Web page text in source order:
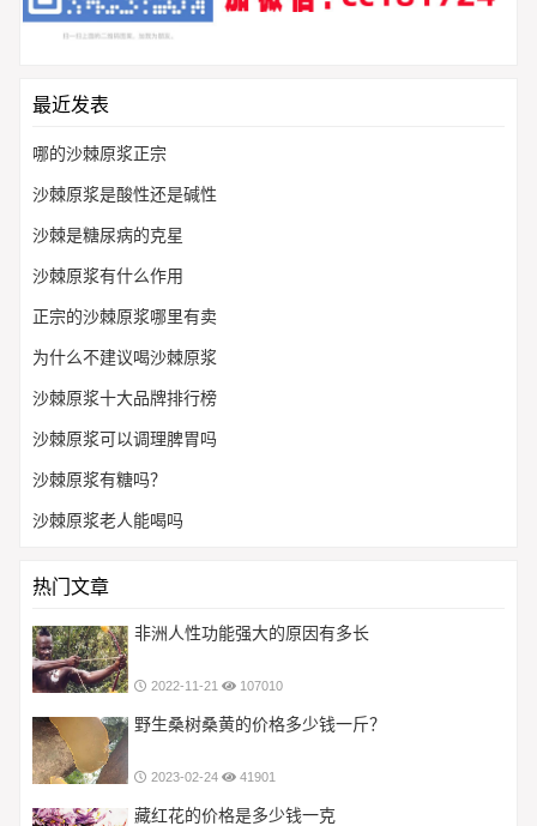
最近发表
哪的沙棘原浆正宗
沙棘原浆是酸性还是碱性
沙棘是糖尿病的克星
沙棘原浆有什么作用
正宗的沙棘原浆哪里有卖
为什么不建议喝沙棘原浆
沙棘原浆十大品牌排行榜
沙棘原浆可以调理脾胃吗
沙棘原浆有糖吗？
沙棘原浆老人能喝吗
热门文章
非洲人性功能强大的原因有多长
2022-11-21 107010
野生桑树桑黄的价格多少钱一斤？
2023-02-24 41901
藏红花的价格是多少钱一克